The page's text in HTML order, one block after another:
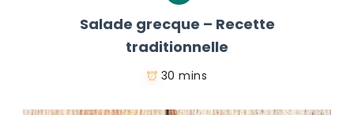
Salade grecque – Recette
traditionnelle
30 mins